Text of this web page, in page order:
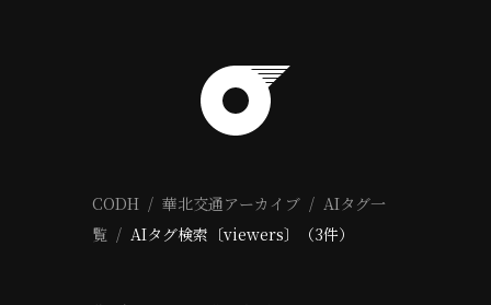
CODH 華北交通アーカイブ
AIタグ一
覧
AIタグ検索〔viewers〕（3件）